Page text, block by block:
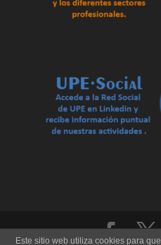
Este sitio web utiliza cookies para